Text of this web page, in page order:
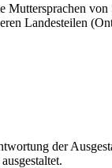
Landesteilen
der